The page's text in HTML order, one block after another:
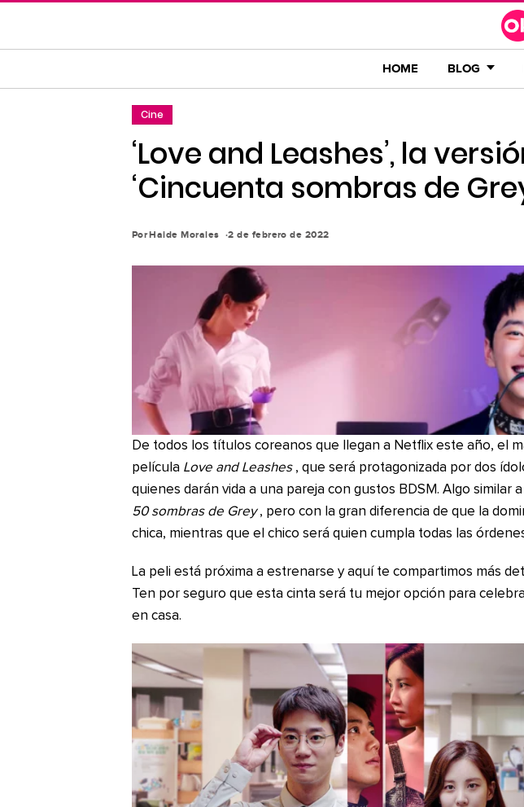
contenido
HOME BLOG
Cine
‘Love and Leashes’, la
‘Cincuenta sombras de
PorHaide Morales 2 de febrero de 2022
De todos los títulos coreanos que llegan a Netflix este año, el
película Love and Leashes , que será protagonizada por dos
quienes darán vida a una pareja con gustos BDSM. Algo similar
50 sombras de Grey , pero con la gran diferencia de que la
chica, mientras que el chico será quien cumpla todas las
La peli está próxima a estrenarse y aquí te compartimos más
Ten por seguro que esta cinta será tu mejor opción para
en casa.